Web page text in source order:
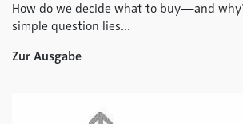
How do we decide what to buy—and
simple question lies...
Zur Ausgabe